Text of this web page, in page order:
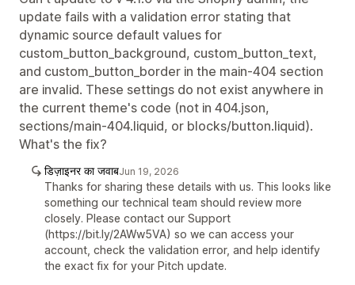
update fails with a validation error stating that
dynamic source default values for
custom_button_background, custom_button_text,
and custom_button_border in the main-404 section
are invalid. These settings do not exist anywhere in
the current theme's code (not in 404.json,
sections/main-404.liquid, or blocks/button.liquid).
What's the fix?
डिज़ाइनर का जवाबJun 19, 2026
Thanks for sharing these details with us. This looks like
something our technical team should review more
closely. Please contact our Support
(https://bit.ly/2AWw5VA) so we can access your
account, check the validation error, and help identify
the exact fix for your Pitch update.